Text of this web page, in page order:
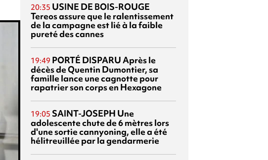
20:35 USINE DE BOIS-ROUGE
Tereos assure que le ralentissement
de la campagne est lié à la faible
pureté des cannes
19:49 PORTÉ DISPARUAprès le
décès de Quentin Dumontier, sa
famille lance une cagnotte pour
rapatrier son corps en Hexagone
19:05 SAINT-JOSEPH Une
adolescente chute de 6 mètres lors
d'une sortie cannyoning, elle a été
hélitreuillée par la gendarmerie